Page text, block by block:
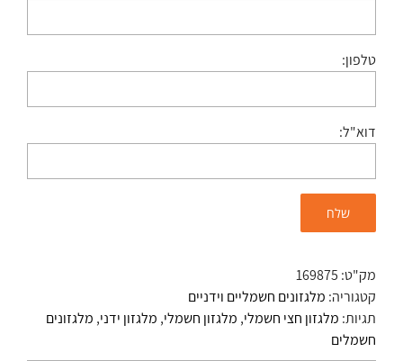
טלפון:
דוא"ל:
מק"ט: 169875
קטגוריה: מלגזונים חשמליים וידניים
תגיות: מלגזון חצי חשמלי, מלגזון חשמלי, מלגזון ידני, מלגזונים
חשמלים